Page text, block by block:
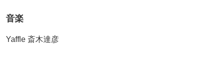
音楽
Yaffle 斎木達彦